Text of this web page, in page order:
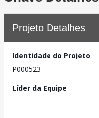
Projeto Detalhes
Identidade do Projeto
P000523
Líder da Equipe